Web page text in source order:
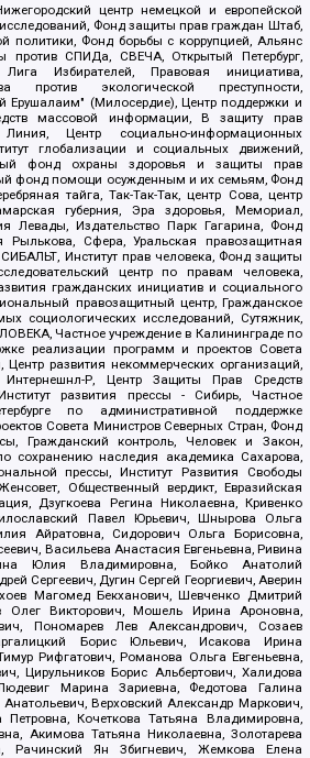
центр немецкой и европейской
исследований, Фонд защиты прав граждан Штаб,
политики, Фонд борьбы с коррупцией, Альянс
СПИДа, СВЕЧА, Открытый Петербург,
Лига Избирателей, Правовая инициатива,
против экологической преступности,
Ерушалаим" (Милосердие), Центр поддержки и
массовой информации, В защиту прав
Центр социально-информационных
глобализации и социальных движений,
фонд охраны здоровья и защиты прав
фонд помощи осужденным и их семьям, Фонд
тайга, Так-Так-Так, центр Сова, центр
губерния, Эра здоровья, Мемориал,
Левады, Издательство Парк Гагарина, Фонд
Рылькова, Сфера, Уральская правозащитная
Институт прав человека, Фонд защиты
центр по правам человека,
гражданских инициатив и социального
правозащитный центр, Гражданское
социологических исследований, Сутяжник,
Частное учреждение в Калининграде по
реализации программ и проектов Совета
Центр развития некоммерческих организаций,
Интернешнл-Р, Центр Защиты Прав Средств
развития прессы - Сибирь, Частное
по административной поддержке
Совета Министров Северных Стран, Фонд
Гражданский контроль, Человек и Закон,
сохранению наследия академика Сахарова,
прессы, Институт Развития Свободы
Общественный вердикт, Евразийская
Дзугкоева Регина Николаевна, Кривенко
Павел Юрьевич, Шнырова Ольга
Айратовна, Сидорович Ольга Борисовна,
Васильева Анастасия Евгеньевна, Ривина
Юлия Владимировна, Бойко Анатолий
Сергеевич, Дугин Сергей Георгиевич, Аверин
Магомед Бекханович, Шевченко Дмитрий
Олег Викторович, Мошель Ирина Ароновна,
Пономарев Лев Александрович, Созаев
Борис Юльевич, Исакова Ирина
Рифгатович, Романова Ольга Евгеньевна,
Цирульников Борис Альбертович, Халидова
Марина Зариевна, Федотова Галина
Верховский Александр Маркович,
Кочеткова Татьяна Владимировна,
Акимова Татьяна Николаевна, Золотарева
Рачинский Ян Збигневич, Жемкова Елена